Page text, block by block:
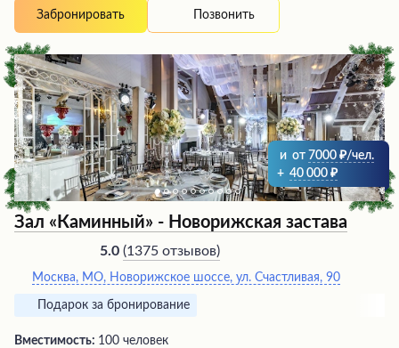
одним из лучших, и ассорти из шашлыков с отличной
скруткой и сочными овощами. Интерьер, приятная
музыка и забота персонала оставляют исключительно
приятные воспоминания о посещении этого заведения.
Забронировать Позвонить
и от 7000
/чел.
+ 40 000
Зал «Каминный» - Новорижская застава
5.0 (1375 отзывов)
Москва, МО, Новорижское шоссе, ул. Счастливая, 90
Подарок за бронирование
Вместимость: 100 человек